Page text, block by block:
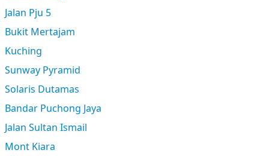
Jalan Pju 5
Bukit Mertajam
Kuching
Sunway Pyramid
Solaris Dutamas
Bandar Puchong Jaya
Jalan Sultan Ismail
Mont Kiara